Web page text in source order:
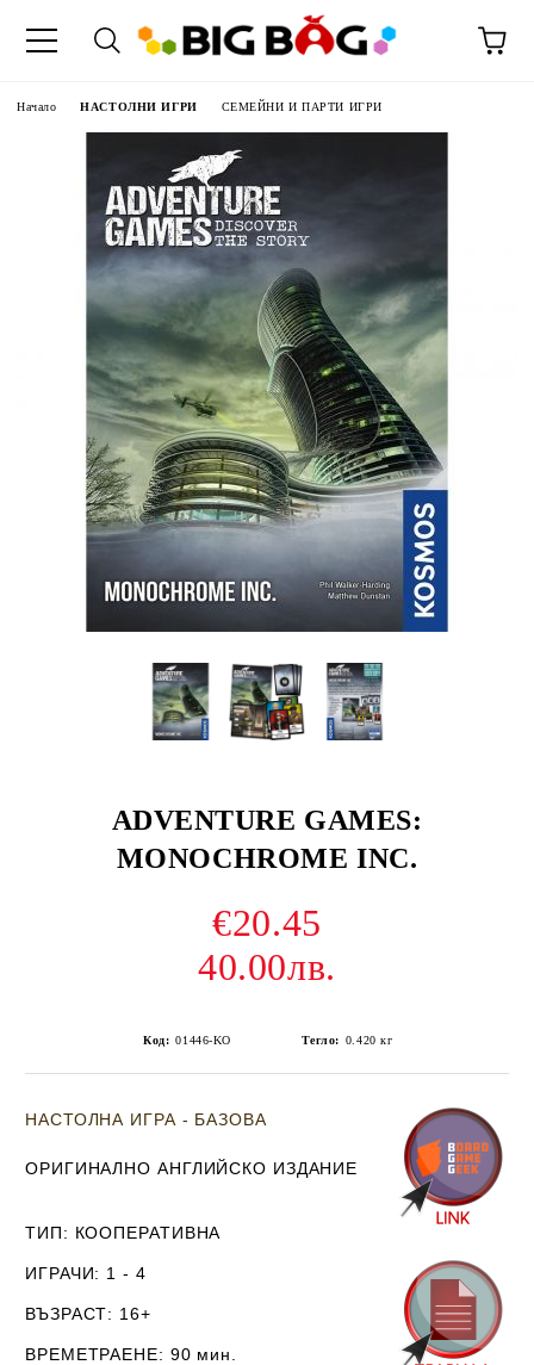
Начало НАСТОЛНИ ИГРИ СЕМЕЙНИ И ПАРТИ ИГРИ
ADVENTURE GAMES:
MONOCHROME INC.
€20.45
40.00лв.
Код: 01446-KO Тегло: 0.420 кг
НАСТОЛНА ИГРА - БАЗОВА
ОРИГИНАЛНО АНГЛИЙСКО ИЗДАНИЕ
ТИП: КООПЕРАТИВНА
ИГРАЧИ: 1 - 4
ВЪЗРАСТ: 16+
ВРЕМЕТРАЕНЕ: 90 мин.